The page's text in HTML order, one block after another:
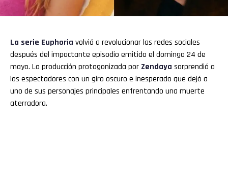
La serie Euphoria volvió a revolucionar las redes sociales
después del impactante episodio emitido el domingo 24 de
mayo. La producción protagonizada por Zendaya sorprendió a
los espectadores con un giro oscuro e inesperado que dejó a
uno de sus personajes principales enfrentando una muerte
aterradora.